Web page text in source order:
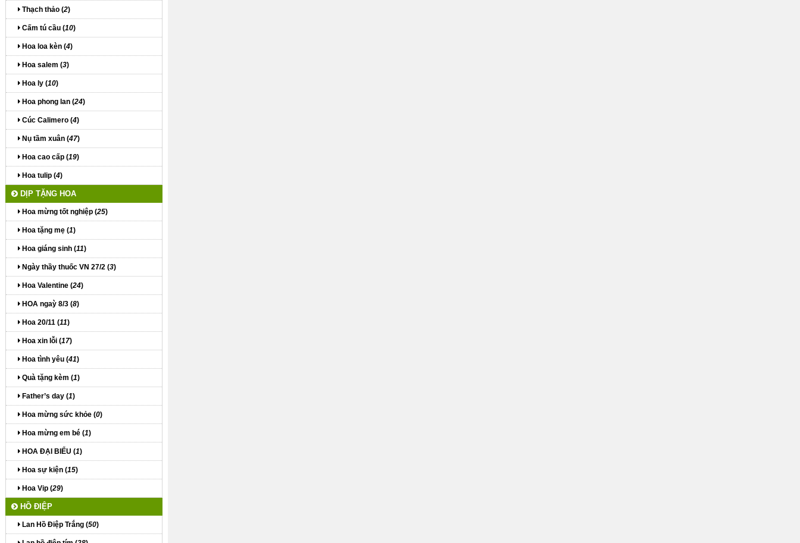
Thạch thảo (2)
Cấm tú cầu (10)
Hoa loa kèn (4)
Hoa salem (3)
Hoa ly (10)
Hoa phong lan (24)
Cúc Calimero (4)
Nụ tầm xuân (47)
Hoa cao cấp (19)
Hoa tulip (4)
DỊP TẶNG HOA
Hoa mừng tốt nghiệp (25)
Hoa tặng mẹ (1)
Hoa giáng sinh (11)
Ngày thầy thuốc VN 27/2 (3)
Hoa Valentine (24)
HOA ngaỳ 8/3 (8)
Hoa 20/11 (11)
Hoa xin lỗi (17)
Hoa tình yêu (41)
Quà tặng kèm (1)
Father’s day (1)
Hoa mừng sức khỏe (0)
Hoa mừng em bé (1)
HOA ĐẠI BIỂU (1)
Hoa sự kiện (15)
Hoa Vip (29)
HỒ ĐIỆP
Lan Hồ Điệp Trắng (50)